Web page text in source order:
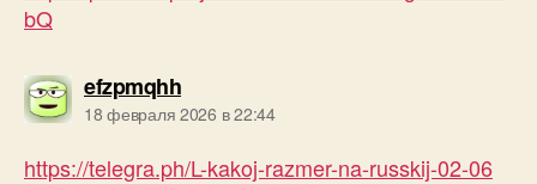
bQ
efzpmqhhпишет:
18 февраля 2026 в 22:44
https://telegra.ph/L-kakoj-razmer-na-russkij-02-06